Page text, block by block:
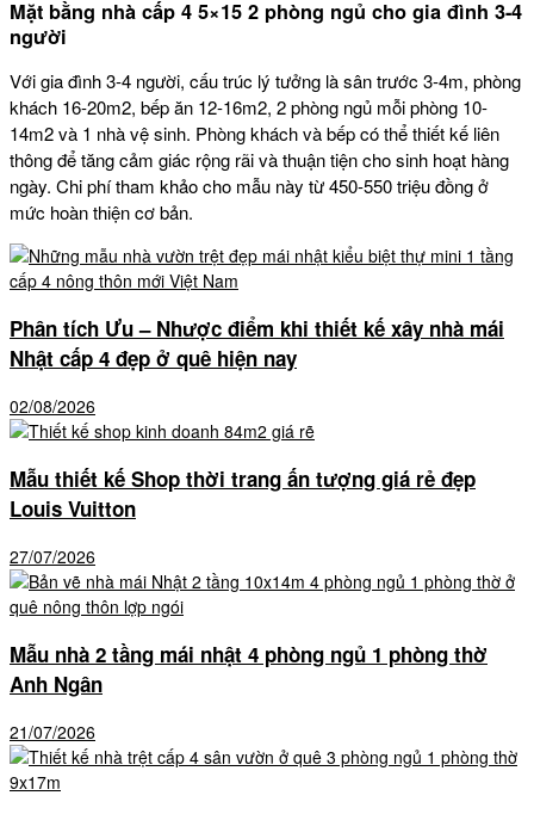
Mặt bằng nhà cấp 4 5×15 2 phòng ngủ cho gia đình 3-4
người
Với gia đình 3-4 người, cấu trúc lý tưởng là sân trước 3-4m, phòng
khách 16-20m2, bếp ăn 12-16m2, 2 phòng ngủ mỗi phòng 10-
14m2 và 1 nhà vệ sinh. Phòng khách và bếp có thể thiết kế liên
thông để tăng cảm giác rộng rãi và thuận tiện cho sinh hoạt hàng
ngày. Chi phí tham khảo cho mẫu này từ 450-550 triệu đồng ở
mức hoàn thiện cơ bản.
Phân tích Ưu – Nhược điểm khi thiết kế xây nhà mái
Nhật cấp 4 đẹp ở quê hiện nay
02/08/2026
Mẫu thiết kế Shop thời trang ấn tượng giá rẻ đẹp
Louis Vuitton
27/07/2026
Mẫu nhà 2 tầng mái nhật 4 phòng ngủ 1 phòng thờ
Anh Ngân
21/07/2026